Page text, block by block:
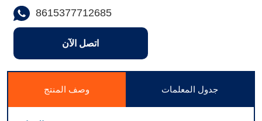
8615377712685
اتصل الآن
وصف المنتج جدول المعلمات